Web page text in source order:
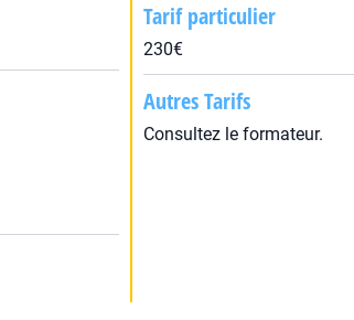
Tarif particulier
230€
Autres Tarifs
Consultez le formateur.